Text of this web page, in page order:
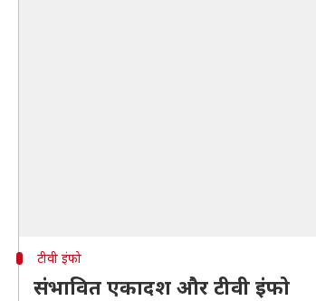
टीवी इंफो
संभावित एकादश और टीवी इंफो